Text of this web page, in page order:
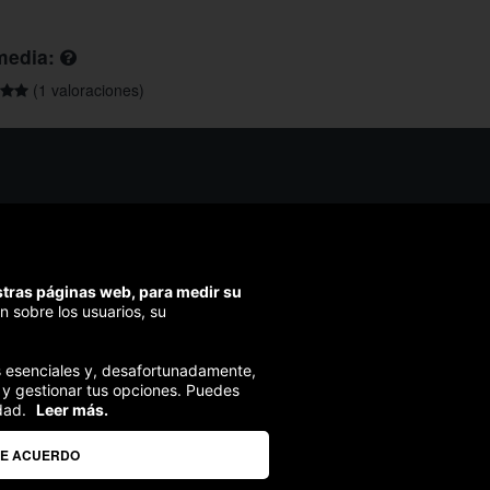
(1 valoraciones)
en menos de 48h)
segura
páginas web, para medir su
sobre los usuarios, su
y, desafortunadamente,
gestionar tus opciones. Puedes
Leer más.
ACUERDO